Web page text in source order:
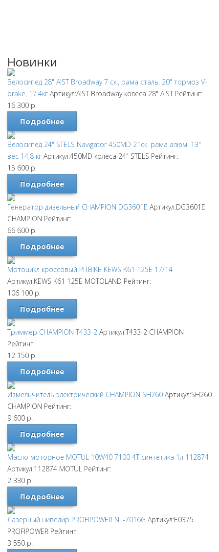
Новинки
Велосипед 28" AIST Broadway 7 ск., рама сталь, 20" тормоз V-
brake, 17.4кг Артикул:AIST Broadway колеса 28" AIST Рейтинг:
16 300 р.
Подробнее
Велосипед 24" STELS Navigator 450MD 21ск. рама алюм. 13"
вес 14,8 кг Артикул:450MD колеса 24" STELS Рейтинг:
15 600 р.
Подробнее
Генератор дизельный CHAMPION DG3601E Артикул:DG3601E
CHAMPION Рейтинг:
66 600 р.
Подробнее
Мотоцикл кроссовый PITBIKE KEWS K61 125E 17/14
Артикул:KEWS K61 125E MOTOLAND Рейтинг:
106 100 р.
Подробнее
Триммер CHAMPION T433-2 Артикул:T433-2 CHAMPION
Рейтинг:
12 150 р.
Подробнее
Измельчитель электрический CHAMPION SH260 Артикул:SH260
CHAMPION Рейтинг:
9 600 р.
Подробнее
Масло моторное MOTUL 10W40 7100 4T синтетика 1л 112874
Артикул:112874 MOTUL Рейтинг:
2 330 р.
Подробнее
Лазерный нивелир PROFIPOWER NL-7016G Артикул:E0375
PROFIPOWER Рейтинг:
3 550 р.